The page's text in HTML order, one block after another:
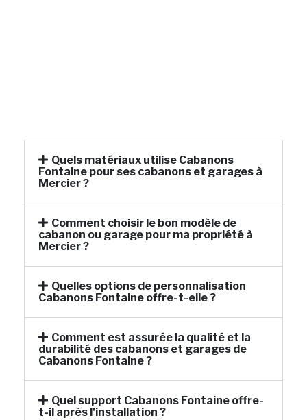
Quels matériaux utilise Cabanons
Fontaine pour ses cabanons et garages à
Mercier ?
Comment choisir le bon modèle de
cabanon ou garage pour ma propriété à
Mercier ?
Quelles options de personnalisation
Cabanons Fontaine offre-t-elle ?
Comment est assurée la qualité et la
durabilité des cabanons et garages de
Cabanons Fontaine ?
Quel support Cabanons Fontaine offre-
t-il après l'installation ?